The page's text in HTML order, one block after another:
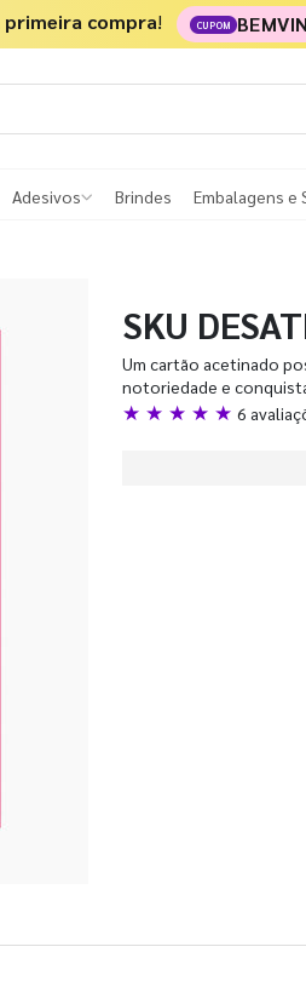
primeira compra! CUPOM
Adesivos Brindes Embalagens e
SKU
Um cartão acetinado
notoriedade e
★ ★ ★ ★ ★ 6